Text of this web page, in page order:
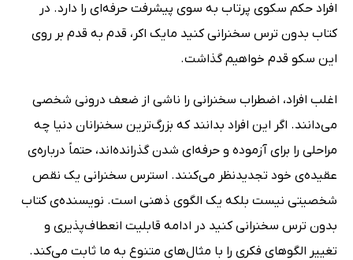
افراد حکم سکوی پرتاب به سوی پیشرفت حرفه‌ای را دارد. در
کتاب بدون ترس سخنرانی کنید مایک اکر، قدم به قدم بر روی
این سکو قدم خواهیم گذاشت.
اغلب افراد، اضطراب سخنرانی را ناشی از ضعف درونی شخصی
می‌دانند. اگر این افراد بدانند که بزرگ‌ترین سخنرانان دنیا چه
مراحلی را برای آزموده و حرفه‌ای شدن گذرانده‌اند، حتماً درباره‌ی
عقیده‌ی خود تجدیدنظر می‌کنند. استرس سخنرانی یک نقص
شخصیتی نیست بلکه یک الگوی ذهنی است. نویسنده‌ی کتاب
بدون ترس سخنرانی کنید در ادامه قابلیت انعطاف‌پذیری و
تغییر الگوهای فکری را با مثال‌های متنوع به ما ثابت می‌کند.